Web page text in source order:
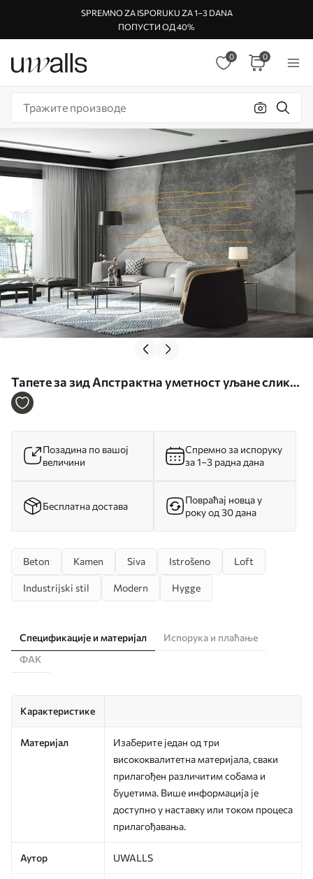
SPREMNO ZA ISPORUKU ZA 1–3 DANA
ПОПУСТИ ОД 40%
0 0
Тапете за зид Апстрактна уметност уљане слике
бр. u78579
Позадина по вашој
величини
Спремно за испоруку
за 1–3 радна дана
Бесплатна достава
Повраћај новца у
року од 30 дана
Beton Kamen Siva Istrošeno Loft
Industrijski stil Modern Hygge
Спецификације и материјал
Испорука и плаћање
ФАК
Карактеристике
Материјал
Изаберите један од три
висококвалитетна материјала, сваки
прилагођен различитим собама и
буџетима. Више информација је
доступно у наставку или током процеса
прилагођавања.
Аутор UWALLS